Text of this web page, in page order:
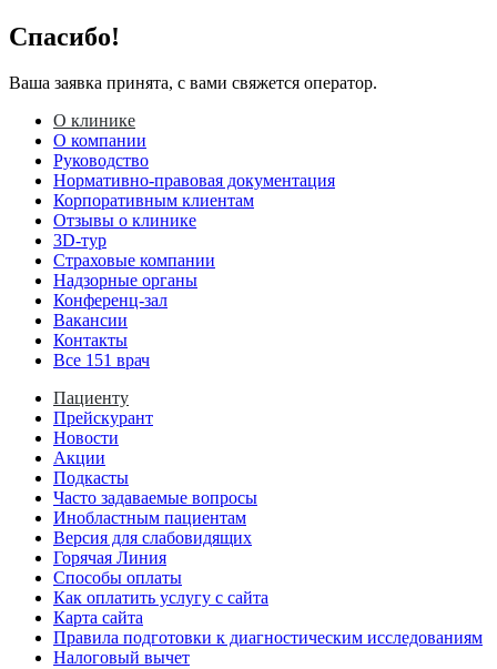
Спасибо!
Ваша заявка принята, с вами свяжется оператор.
О клинике
О компании
Руководство
Нормативно-правовая документация
Корпоративным клиентам
Отзывы о клинике
3D-тур
Страховые компании
Надзорные органы
Конференц-зал
Вакансии
Контакты
Все 151 врач
Пациенту
Прейскурант
Новости
Акции
Подкасты
Часто задаваемые вопросы
Инобластным пациентам
Версия для слабовидящих
Горячая Линия
Способы оплаты
Как оплатить услугу с сайта
Карта сайта
Правила подготовки к диагностическим исследованиям
Налоговый вычет